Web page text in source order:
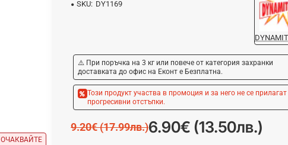
ОЧАКВАЙТЕ
SKU: DY1169
⚠️ При поръчка на 3 кг или повече от категория захранки
доставката до офис на Еконт е Безплатна.
Този продукт участва в промоция и за него не се прилагат
прогресивни отстъпки.
6.90€ (13.50лв.)
9.20€ (17.99лв.)